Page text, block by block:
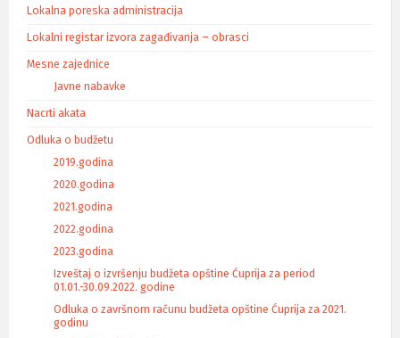
Lokalna poreska administracija
Lokalni registar izvora zagađivanja – obrasci
Mesne zajednice
Javne nabavke
Nacrti akata
Odluka o budžetu
2019.godina
2020.godina
2021.godina
2022.godina
2023.godina
Izveštaj o izvršenju budžeta opštine Ćuprija za period
01.01.-30.09.2022. godine
Odluka o završnom računu budžeta opštine Ćuprija za 2021.
godinu